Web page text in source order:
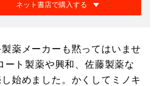
ネット書店で購入する
薬メーカーも黙ってはいませ
ート製薬や興和、佐藤製薬な
始めました。かくしてミノキ